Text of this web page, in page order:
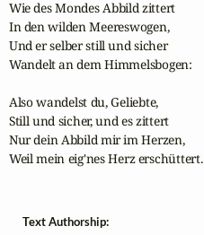
Wie des Mondes Abbild zittert
In den wilden Meereswogen,
Und er selber still und sicher
Wandelt an dem Himmelsbogen:
Also wandelst du, Geliebte,
Still und sicher, und es zittert
Nur dein Abbild mir im Herzen,
Weil mein eig'nes Herz erschüttert.
Text Authorship: